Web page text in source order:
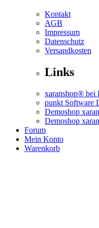
Kontakt
AGB
Impressum
Datenschutz
Versandkosten
Links
xaranshop® bei
punkt Software
Demoshop
Demoshop
Forum
Mein Konto
Warenkorb